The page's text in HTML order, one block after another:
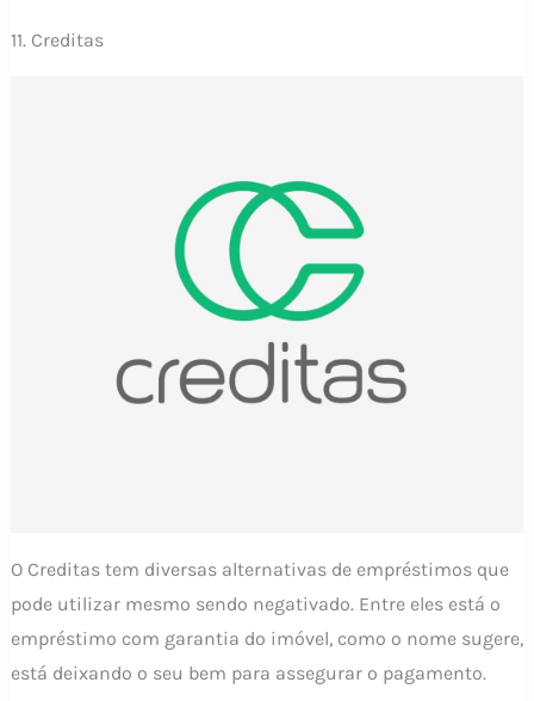
11. Creditas
O Creditas tem diversas alternativas de empréstimos que
pode utilizar mesmo sendo negativado. Entre eles está o
empréstimo com garantia do imóvel, como o nome sugere,
está deixando o seu bem para assegurar o pagamento.